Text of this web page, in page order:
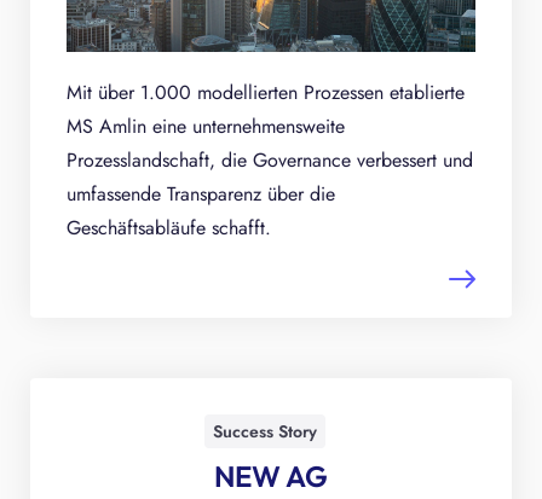
Mit über 1.000 modellierten Prozessen etablierte
MS Amlin eine unternehmensweite
Prozesslandschaft, die Governance verbessert und
umfassende Transparenz über die
Geschäftsabläufe schafft.
Success Story
NEW AG